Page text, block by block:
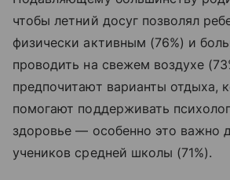
чтобы летний досуг позволял
физически активным (76%) и
проводить на свежем воздухе
предпочитают варианты отдыха,
помогают поддерживать
здоровье — особенно это важно
учеников средней школы (71%).